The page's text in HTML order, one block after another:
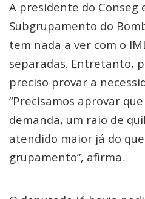
A presidente do Conseg
Subgrupamento do
tem nada a ver com o
separadas. Entretanto,
preciso provar a
“Precisamos aprovar
demanda, um raio de
atendido maior já do
grupamento”, afirma.